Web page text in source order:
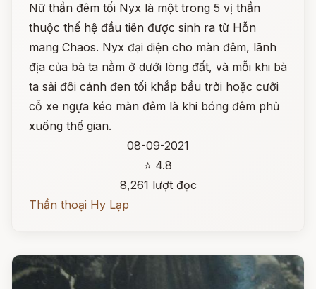
Nữ thần đêm tối Nyx là một trong 5 vị thần
thuộc thế hệ đầu tiên được sinh ra từ Hỗn
mang Chaos. Nyx đại diện cho màn đêm, lãnh
địa của bà ta nằm ở dưới lòng đất, và mỗi khi bà
ta sải đôi cánh đen tối khắp bầu trời hoặc cưỡi
cỗ xe ngựa kéo màn đêm là khi bóng đêm phủ
xuống thế gian.
08-09-2021
⭐ 4.8
8,261 lượt đọc
Thần thoại Hy Lạp